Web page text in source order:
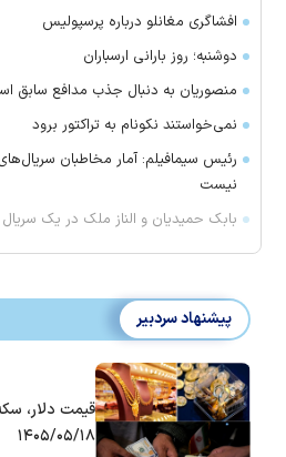
افشاگری مغانلو درباره پرسپولیس
دوشنبه؛ روز بارانی ارسباران
منصوریان به دنبال جذب مدافع سابق
‌نمی‌خواستند نکونام به تراکتور برود
رئیس سیمافیلم: آمار مخاطبان سریال‌های
نیست
بابک حمیدیان و الناز ملک در یک
پیشنهاد سردبیر
قیمت دلار،
۱۴۰۵/۰۵/۱۸